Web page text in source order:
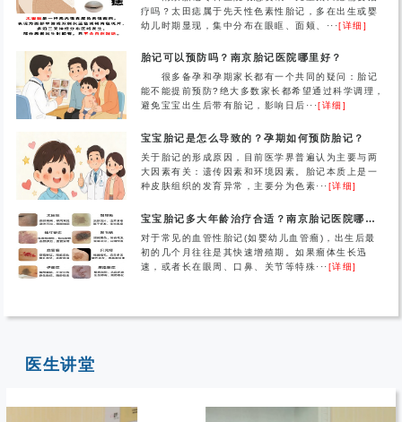
疗吗？太田痣属于先天性色素性胎记，多在出生或婴
幼儿时期显现，集中分布在眼眶、面颊、···[详细]
胎记可以预防吗？南京胎记医院哪里好？
很多备孕和孕期家长都有一个共同的疑问：胎记
能不能提前预防?绝大多数家长都希望通过科学调理，
避免宝宝出生后带有胎记，影响日后···[详细]
宝宝胎记是怎么导致的？孕期如何预防胎记？
关于胎记的形成原因，目前医学界普遍认为主要与两
大因素有关：遗传因素和环境因素。胎记本质上是一
种皮肤组织的发育异常，主要分为色素···[详细]
宝宝胎记多大年龄治疗合适？南京胎记医院哪家好？
对于常见的血管性胎记(如婴幼儿血管瘤)，出生后最
初的几个月往往是其快速增殖期。如果瘤体生长迅
速，或者长在眼周、口鼻、关节等特殊···[详细]
医生讲堂